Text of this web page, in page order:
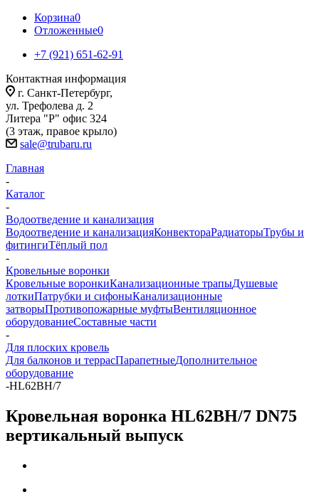
Корзина0
Отложенные0
+7 (921) 651-62-91
Контактная информация
г. Санкт-Петербург,
ул. Трефолева д. 2
Литера "Р" офис 324
(3 этаж, правое крыло)
sale@trubaru.ru
Главная
-
Каталог
-
Водоотведение и канализация
Водоотведение и канализацияКонвектораРадиаторыТрубы и
фитингиТёплый пол
-
Кровельные воронки
Кровельные воронкиКанализационные трапыДушевые
лоткиПатрубки и сифоныКанализационные
затворыПротивопожарные муфтыВентиляционное
оборудованиеСоставные части
-
Для плоских кровель
Для балконов и террасПарапетныеДополнительное
оборудование
-HL62BH/7
Кровельная воронка HL62BH/7 DN75
вертикальный выпуск